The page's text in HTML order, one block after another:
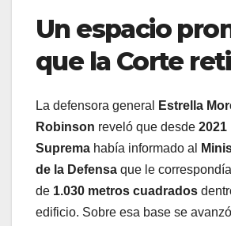
Un espacio
que la Corte
La defensora general
Estrella
Robinson reveló que desde 2021
Suprema había informado al
de la Defensa que le
de 1.030 metros cuadrados
edificio. Sobre esa base se avanzó